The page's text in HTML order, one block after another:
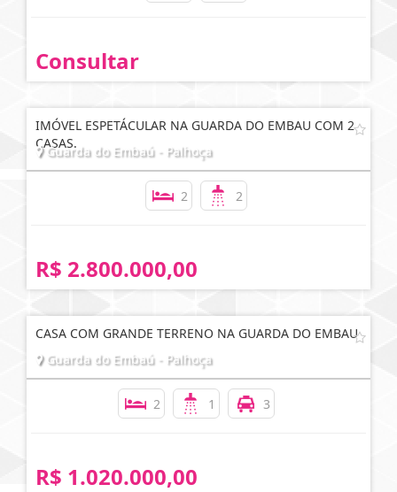
Consultar
IMÓVEL ESPETÁCULAR NA GUARDA DO EMBAU COM 2
CASAS.
Guarda do Embaú - Palhoça
2 2
R$ 2.800.000,00
CASA COM GRANDE TERRENO NA GUARDA DO EMBAU
Guarda do Embaú - Palhoça
2 1 3
R$ 1.020.000,00